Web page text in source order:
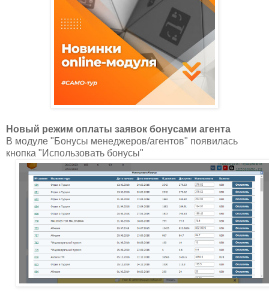
Новый режим оплаты заявок бонусами агента
В модуле "Бонусы менеджеров/агентов" появилась
кнопка "Использовать бонусы"